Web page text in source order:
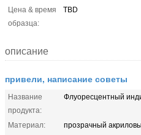
Цена & время
образца:
TBD
описание
привели, написание советы
Название
продукта:
Флуоресцентный
Материал:
прозрачный